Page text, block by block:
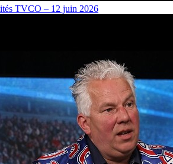
TVCO – 12 juin 2026